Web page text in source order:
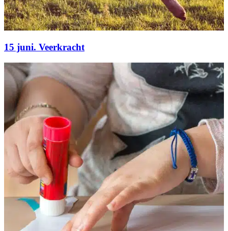
15 juni. Veerkracht